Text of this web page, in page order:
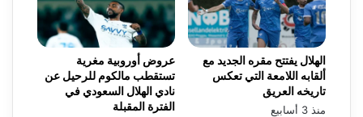
عروض أوروبية مغرية
تستقطب مالكوم للرحيل عن
نادي الهلال السعودي في
الفترة المقبلة
الهلال يفتتح مقره الجديد مع
ألقابه اللامعة التي تعكس
تاريخه العريق
منذ 3 أسابيع